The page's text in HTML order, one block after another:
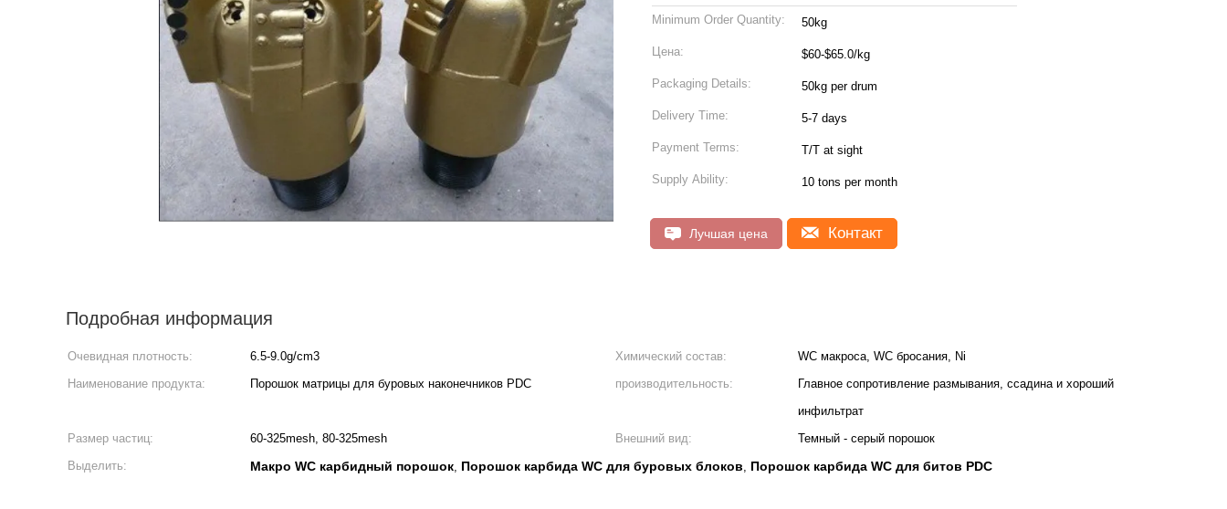
Minimum Order Quantity: 50kg
Цена: $60-$65.0/kg
Packaging Details: 50kg per drum
Delivery Time: 5-7 days
Payment Terms: T/T at sight
Supply Ability: 10 tons per month
Лучшая цена Контакт
Подробная информация
Очевидная плотность: 6.5-9.0g/cm3 Химический состав:
WC макроса, WC бросания, Ni
Наименование продукта:
Порошок матрицы для буровых наконечников PDC производительность:
Главное сопротивление размывания, ссадина и хороший
инфильтрат
Размер частиц:
60-325mesh, 80-325mesh Внешний вид:
Темный - серый порошок
Выделить:
Макро WC карбидный порошок, Порошок карбида WC для буровых блоков, Порошок карбида WC для битов PDC